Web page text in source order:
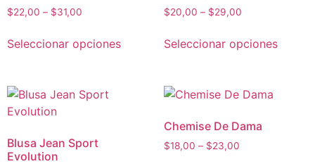
$22,00 – $31,00
Seleccionar opciones
$20,00 – $29,00
Seleccionar opciones
Blusa Jean Sport
Evolution
Chemise De Dama
$18,00 – $23,00